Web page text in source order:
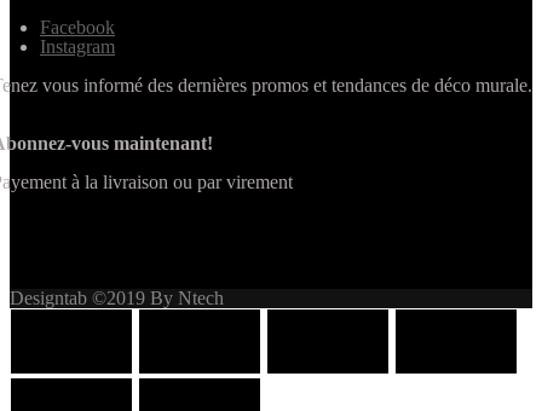
Facebook
Instagram
vous informé des dernières promos et tendances de déco murale.
vous maintenant!
à la livraison ou par virement
Designtab ©2019 By Ntech